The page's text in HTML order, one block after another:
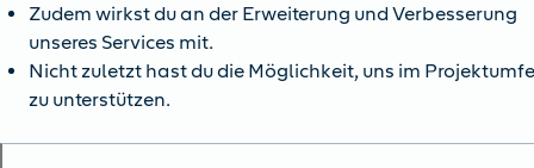
Zudem wirkst du an der Erweiterung und Verbesserung
unseres Services mit.
Nicht zuletzt hast du die Möglichkeit, uns im
zu unterstützen.